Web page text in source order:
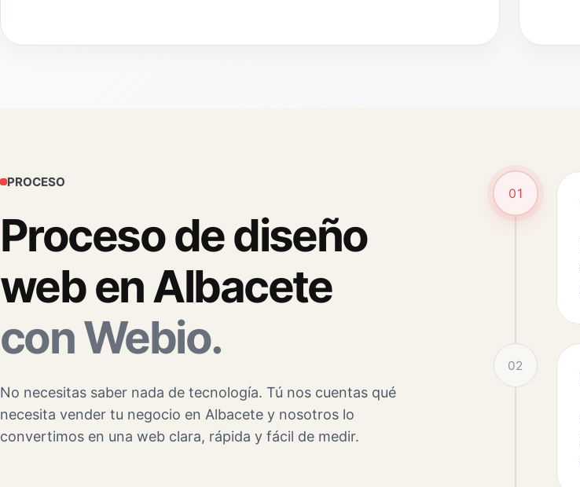
PROCESO
Proceso de diseño
web en Albacete
con Webio.
No necesitas saber nada de tecnología. Tú nos cuentas qué
necesita vender tu negocio en Albacete y nosotros lo
convertimos en una web clara, rápida y fácil de medir.
01
02